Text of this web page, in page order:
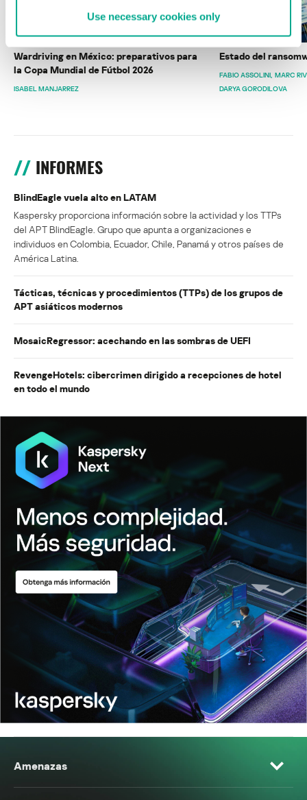
Use necessary cookies only
Wardriving en México: preparativos para
la Copa Mundial de Fútbol 2026
ISABEL MANJARREZ
Estado del
FABIO ASSOLINI MARC
DARYA GORODILOVA
INFORMES
BlindEagle vuela alto en LATAM
Kaspersky proporciona información sobre la actividad y los TTPs
del APT BlindEagle. Grupo que apunta a organizaciones e
individuos en Colombia, Ecuador, Chile, Panamá y otros países de
América Latina.
Tácticas, técnicas y procedimientos (TTPs) de los grupos de
APT asiáticos modernos
MosaicRegressor: acechando en las sombras de UEFI
RevengeHotels: cibercrimen dirigido a recepciones de hotel
en todo el mundo
Amenazas